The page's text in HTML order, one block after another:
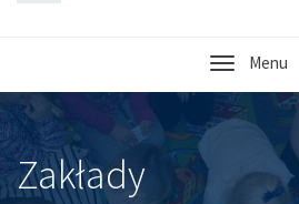
Menu
Zakłady